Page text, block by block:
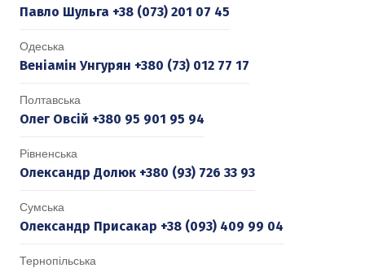
Павло Шульга +38 (073) 201 07 45
Одеська
Веніамін Унгурян +380 (73) 012 77 17
Полтавська
Олег Овсій +380 95 901 95 94
Рівненська
Олександр Долюк +380 (93) 726 33 93
Сумська
Олександр Присакар +38 (093) 409 99 04
Тернопільська